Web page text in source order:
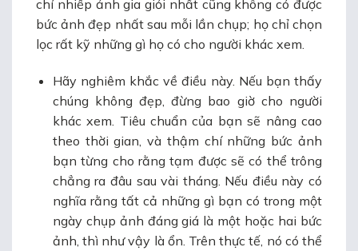
chí nhiếp ảnh gia giỏi nhất cũng không có được
bức ảnh đẹp nhất sau mỗi lần chụp; họ chỉ chọn
lọc rất kỹ những gì họ có cho người khác xem.
Hãy nghiêm khắc về điều này. Nếu bạn thấy
chúng không đẹp, đừng bao giờ cho người
khác xem. Tiêu chuẩn của bạn sẽ nâng cao
theo thời gian, và thậm chí những bức ảnh
bạn từng cho rằng tạm được sẽ có thể trông
chẳng ra đâu sau vài tháng. Nếu điều này có
nghĩa rằng tất cả những gì bạn có trong một
ngày chụp ảnh đáng giá là một hoặc hai bức
ảnh, thì như vậy là ổn. Trên thực tế, nó có thể